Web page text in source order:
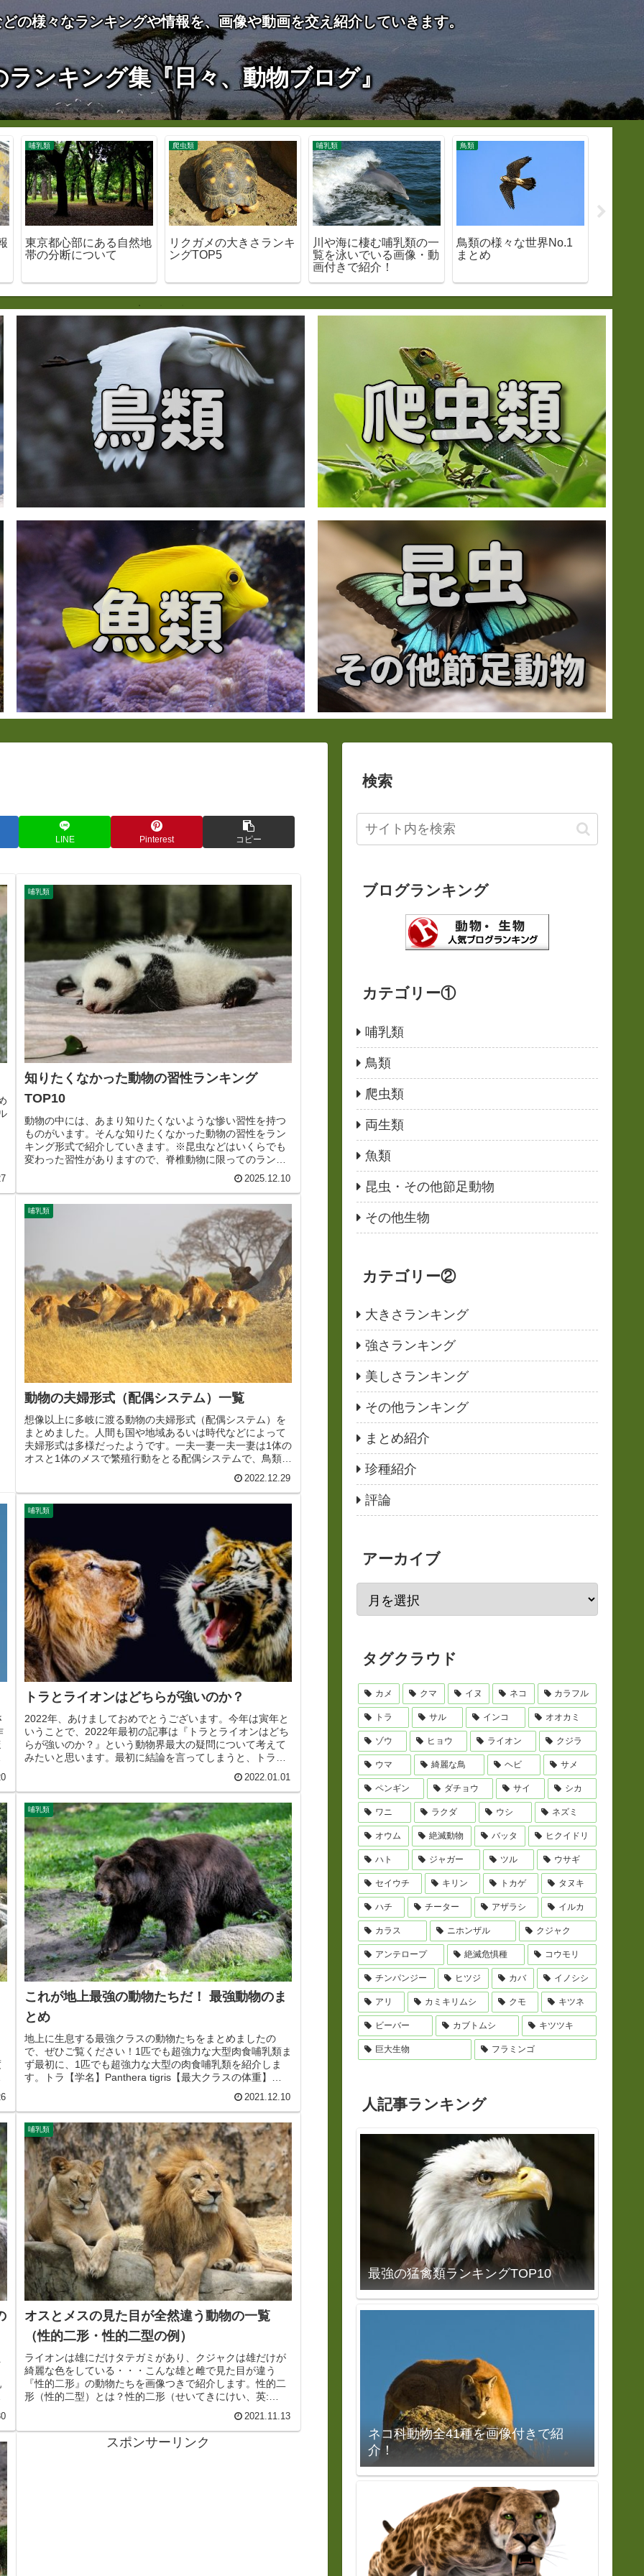
の様々なランキングや情報を、画像や動画を交え紹介していきます。
ランキング集『日々、動物ブログ』
哺乳類
東京都心部にある自然地
帯の分断について
爬虫類
リクガメの大きさランキ
ングTOP5
哺乳類
川や海に棲む哺乳類の一
覧を泳いでいる画像・動
画付きで紹介！
鳥類
鳥類の様々な世界No.1
まとめ
LINE Pinterest コピー
哺乳類
知りたくなかった動物の習性ランキング
TOP10
動物の中には、あまり知りたくないような惨い習性を持つ
ものがいます。そんな知りたくなかった動物の習性をラン
キング形式で紹介していきます。※昆虫などはいくらでも
変わった習性がありますので、脊椎動物に限ってのランキ
2025.12.10
哺乳類
動物の夫婦形式（配偶システム）一覧
想像以上に多岐に渡る動物の夫婦形式（配偶システム）を
まとめました。人間も国や地域あるいは時代などによって
夫婦形式は多様だったようです。一夫一妻一夫一妻は1体の
オスと1体のメスで繁殖行動をとる配偶システムで、鳥類の
2022.12.29
哺乳類
トラとライオンはどちらが強いのか？
2022年、あけましておめでとうございます。今年は寅年と
いうことで、2022年最初の記事は『トラとライオンはどち
らが強いのか？』という動物界最大の疑問について考えて
みたいと思います。最初に結論を言ってしまうと、トラの
2022.01.01
哺乳類
これが地上最強の動物たちだ！ 最強動物のま
とめ
地上に生息する最強クラスの動物たちをまとめましたの
で、ぜひご覧ください！1匹でも超強力な大型肉食哺乳類ま
ず最初に、1匹でも超強力な大型の肉食哺乳類を紹介しま
す。トラ【学名】Panthera tigris【最大クラスの体重】
2021.12.10
哺乳類
オスとメスの見た目が全然違う動物の一覧
（性的二形・性的二型の例）
ライオンは雄にだけタテガミがあり、クジャクは雄だけが
綺麗な色をしている・・・こんな雄と雌で見た目が違う
『性的二形』の動物たちを画像つきで紹介します。性的二
形（性的二型）とは？性的二形（せいてきにけい、英:
2021.11.13
スポンサーリンク
検索
ブログランキング
カテゴリー①
哺乳類
鳥類
爬虫類
両生類
魚類
昆虫・その他節足動物
その他生物
カテゴリー②
大きさランキング
強さランキング
美しさランキング
その他ランキング
まとめ紹介
珍種紹介
評論
アーカイブ
タグクラウド
カメ クマ イヌ ネコ カラフル
トラ サル インコ オオカミ
ゾウ ヒョウ ライオン クジラ
ウマ 綺麗な鳥 ヘビ サメ
ペンギン ダチョウ サイ シカ
ワニ ラクダ ウシ ネズミ
オウム 絶滅動物 バッタ ヒクイドリ
ハト ジャガー ツル ウサギ
セイウチ キリン トカゲ タヌキ
ハチ チーター アザラシ イルカ
カラス ニホンザル クジャク
アンテロープ 絶滅危惧種 コウモリ
チンパンジー ヒツジ カバ イノシシ
アリ カミキリムシ クモ キツネ
ビーバー カブトムシ キツツキ
巨大生物 フラミンゴ
人記事ランキング
最強の猛禽類ランキングTOP10
ネコ科動物全41種を画像付きで紹
介！